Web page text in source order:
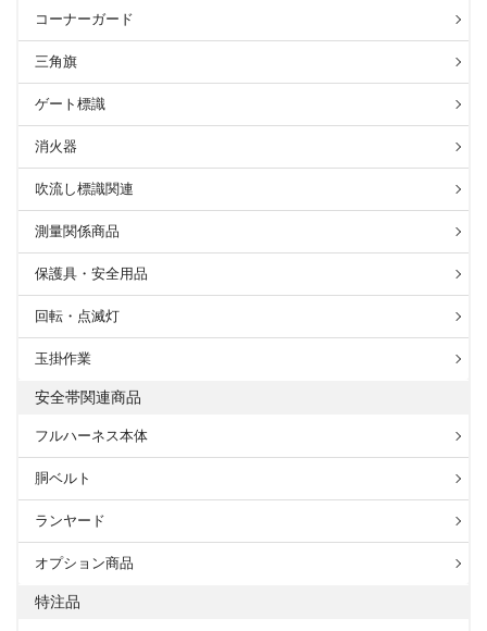
コーナーガード
三角旗
ゲート標識
消火器
吹流し標識関連
測量関係商品
保護具・安全用品
回転・点滅灯
玉掛作業
安全帯関連商品
フルハーネス本体
胴ベルト
ランヤード
オプション商品
特注品